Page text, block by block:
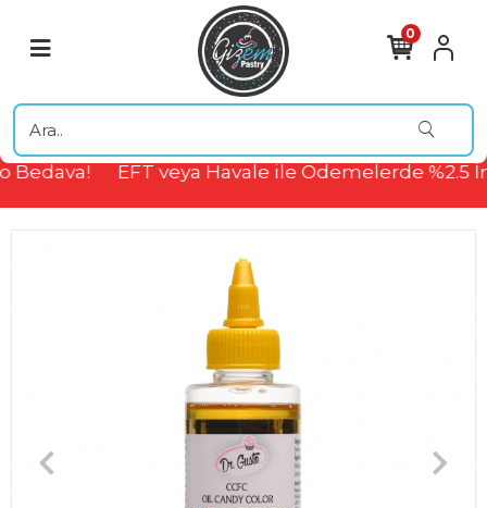
EFT veya Havale ile Ödemelerde %2.5
0